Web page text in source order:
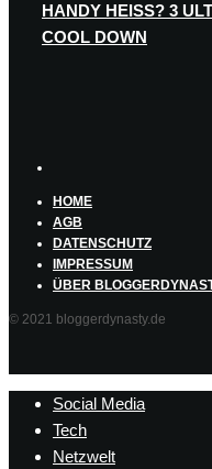
HANDY HEISS? 3
OOL DOWN
HOME
AGB
DATENSCHUTZ
IMPRESSUM
ÜBER
© 2021 bloggerdynasty.de
Social Media
Tech
Netzwelt